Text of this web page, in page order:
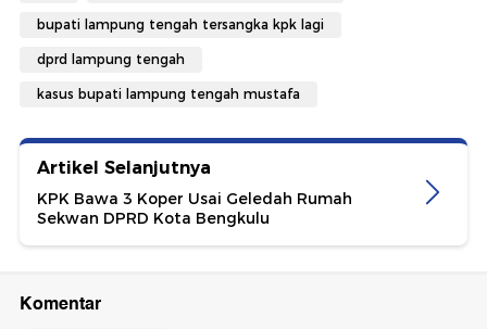
bupati lampung tengah tersangka kpk lagi
dprd lampung tengah
kasus bupati lampung tengah mustafa
Artikel Selanjutnya
KPK Bawa 3 Koper Usai Geledah Rumah
Sekwan DPRD Kota Bengkulu